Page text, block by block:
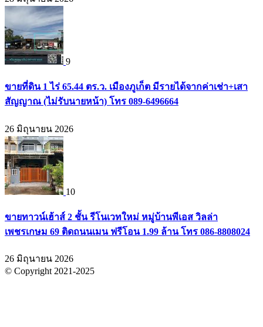
9
ขายที่ดิน 1 ไร่ 65.44 ตร.ว. เมืองภูเก็ต มีรายได้จากค่าเช่า+เสา
สัญญาณ (ไม่รับนายหน้า) โทร 089-6496664
26 มิถุนายน 2026
10
ขายทาวน์เฮ้าส์ 2 ชั้น รีโนเวทใหม่ หมู่บ้านพีเอส วิลล่า
เพชรเกษม 69 ติดถนนเมน ฟรีโอน 1.99 ล้าน โทร 086-8808024
26 มิถุนายน 2026
© Copyright 2021-2025